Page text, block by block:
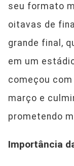
seu formato
oitavas de
grande final,
em um
começou
março e
prometendo
Importância